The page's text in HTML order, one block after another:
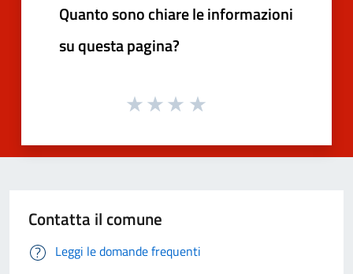
Quanto sono chiare le informazioni
su questa pagina?
Contatta il comune
Leggi le domande frequenti